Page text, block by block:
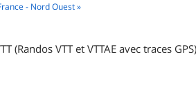
- Nord Ouest »
(Randos VTT et VTTAE avec traces GPS)